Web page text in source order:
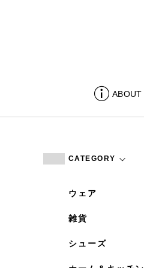
ABOUT
CATEGORY
ウェア
雑貨
シューズ